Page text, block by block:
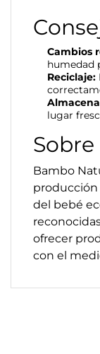
Cambios
humedad
Reciclaje:
lugar
Bambo
producción
del bebé
ofrecer
con el